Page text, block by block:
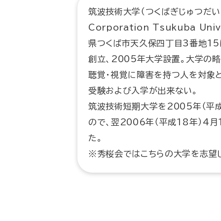
筑波技術大学（つくばぎじゅつ
Corporation Tsukuba
県つくば市天久保四丁目3番地
創立、2005年大学設置。大学の略
聴覚・視覚に障害を持つ人を対象
受験および入学が出来ない。
筑波技術短期大学を2005年（平
ので、翌2006年（平成18年）4
た。
※秀桜会ではこちらの大学を志望